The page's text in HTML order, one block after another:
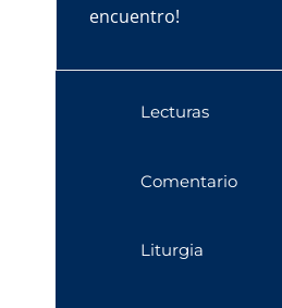
encuentro!
Lecturas
Comentario
Liturgia